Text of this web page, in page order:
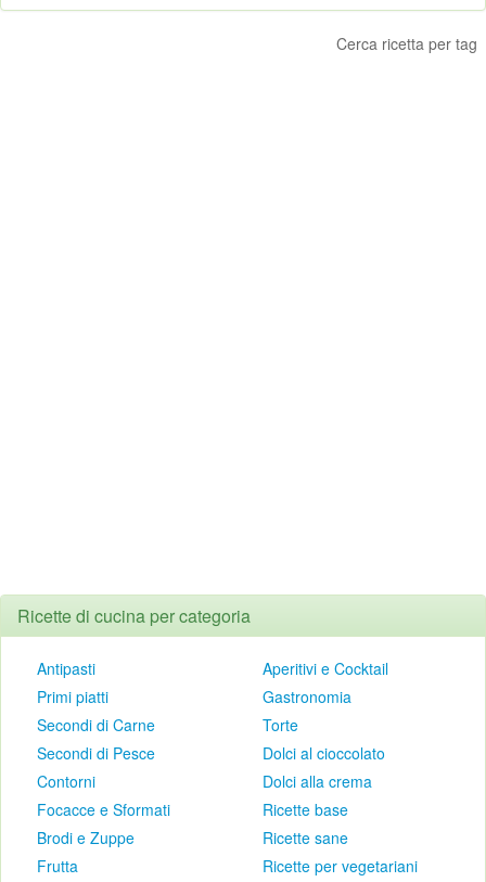
Cerca ricetta per tag
Ricette di cucina per categoria
Antipasti
Primi piatti
Secondi di Carne
Secondi di Pesce
Contorni
Focacce e Sformati
Brodi e Zuppe
Frutta
Aperitivi e Cocktail
Gastronomia
Torte
Dolci al cioccolato
Dolci alla crema
Ricette base
Ricette sane
Ricette per vegetariani